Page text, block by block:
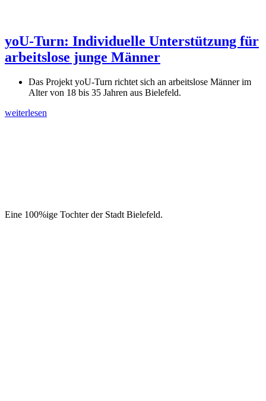
yoU-Turn: Individuelle Unterstützung für
arbeitslose junge Männer
Das Projekt yoU-Turn richtet sich an arbeitslose Männer im
Alter von 18 bis 35 Jahren aus Bielefeld.
weiterlesen
Eine 100%ige Tochter der Stadt Bielefeld.